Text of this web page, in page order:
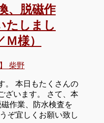
、脱磁作
たしまし
様）
柴野
。 本日もたくさんの
ざいます。 さて、本
作業、防水検査を
ぞ宜しくお願い致し